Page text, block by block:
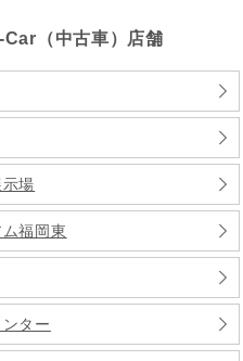
（中古車）店舗
場
福岡東
ター